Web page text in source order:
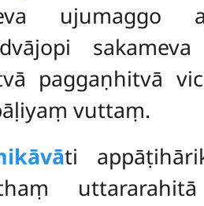
ujumaggo
paggaṇhitvā
vuttaṃ.
ti